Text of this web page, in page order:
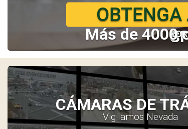
POR
SI
Más de 4000
CÁMARAS DE
Vigilamos Nevada